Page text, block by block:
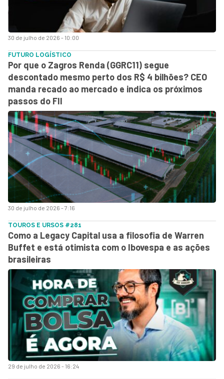
30 de julho de 2026 - 10:00
30 de julho de 2026 - 7:16
FUTURO LOGÍSTICO
Por que o Zagros Renda (GGRC11) segue
descontado mesmo perto dos R$ 4 bilhões? CEO
manda recado ao mercado e indica os próximos
passos do FII
29 de julho de 2026 - 16:24
TOUROS E URSOS #281
Como a Legacy Capital usa a filosofia de Warren
Buffet e está otimista com o Ibovespa e as ações
brasileiras